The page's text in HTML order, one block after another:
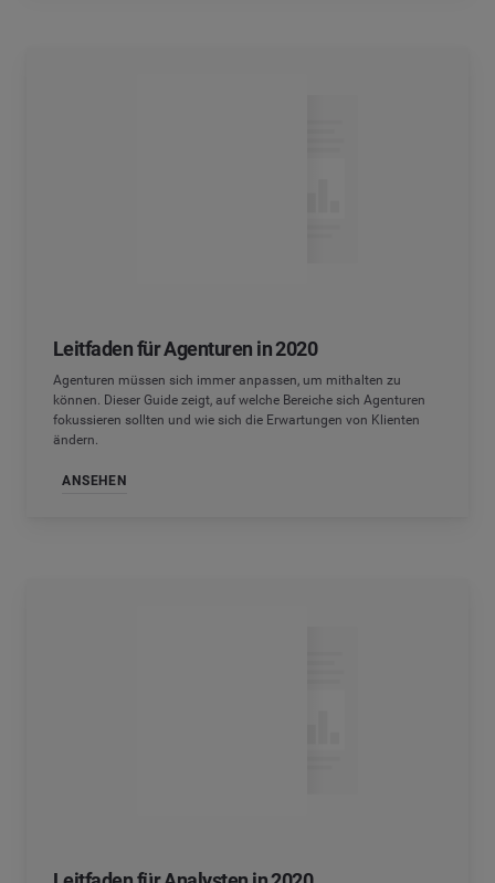
Leitfaden für Agenturen in 2020
Agenturen müssen sich immer anpassen, um mithalten zu
können. Dieser Guide zeigt, auf welche Bereiche sich Agenturen
fokussieren sollten und wie sich die Erwartungen von Klienten
ändern.
ANSEHEN